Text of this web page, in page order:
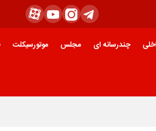
چندرسانه ای مجلس موتورسیکلت